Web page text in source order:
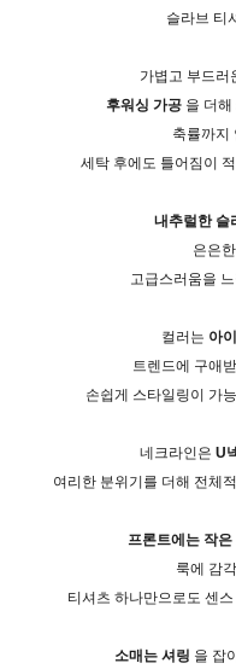
슬라브 티
가볍고 부드러
후워싱 가공을 더해
축률까지
세탁 후에도 틀어짐이
내추럴한 슬
은은
고급스러움을
컬러는 아
트렌드에 구애
손쉽게 스타일링이 가
네크라인은 U
여리한 분위기를 더해 전체
프론트에는 작은
룩에 감
티셔츠 하나만으로도 센
소매는 셔링 을 잡